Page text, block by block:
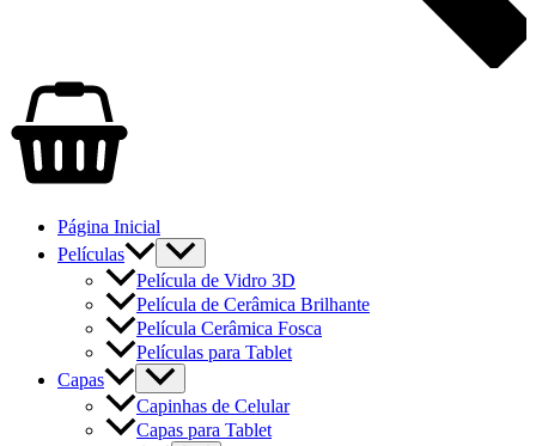
Página Inicial
Películas
Película de Vidro 3D
Película de Cerâmica Brilhante
Película Cerâmica Fosca
Películas para Tablet
Capas
Capinhas de Celular
Capas para Tablet